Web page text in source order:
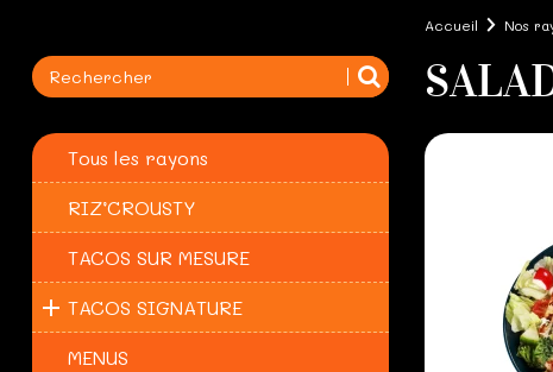
Accueil Nos
Tous les rayons
RIZ’CROUSTY
TACOS SUR MESURE
TACOS SIGNATURE
MENUS